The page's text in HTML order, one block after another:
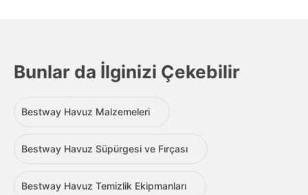
Bunlar da İlginizi Çekebilir
Bestway Havuz Malzemeleri
Bestway Havuz Süpürgesi ve Fırçası
Bestway Havuz Temizlik Ekipmanları